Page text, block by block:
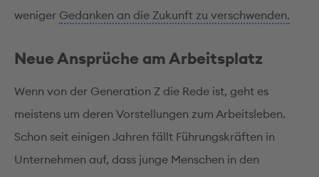
weniger Gedanken an die Zukunft zu verschwenden.
Neue Ansprüche am Arbeitsplatz
Wenn von der Generation Z die Rede ist, geht es
meistens um deren Vorstellungen zum Arbeitsleben.
Schon seit einigen Jahren fällt Führungskräften in
Unternehmen auf, dass junge Menschen in den